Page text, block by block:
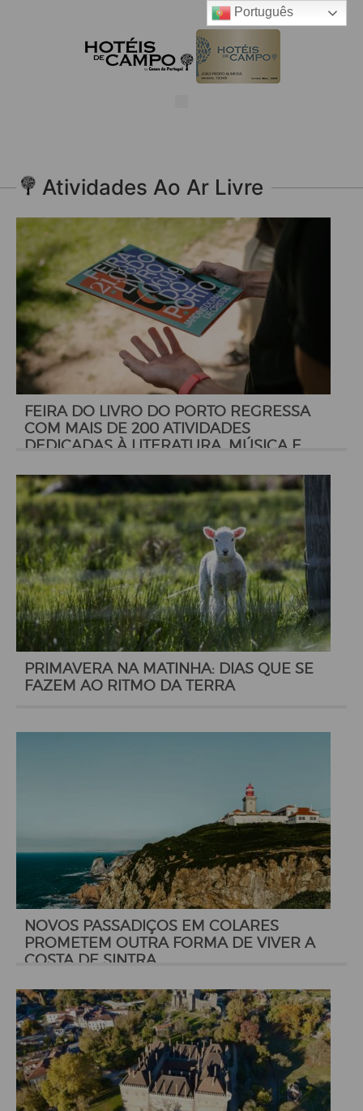
Atividades Ao Ar Livre
FEIRA DO LIVRO DO PORTO REGRESSA
COM MAIS DE 200 ATIVIDADES
DEDICADAS À LITERATURA, MÚSICA E
PRIMAVERA NA MATINHA: DIAS QUE SE
FAZEM AO RITMO DA TERRA
NOVOS PASSADIÇOS EM COLARES
PROMETEM OUTRA FORMA DE VIVER A
COSTA DE SINTRA
Português